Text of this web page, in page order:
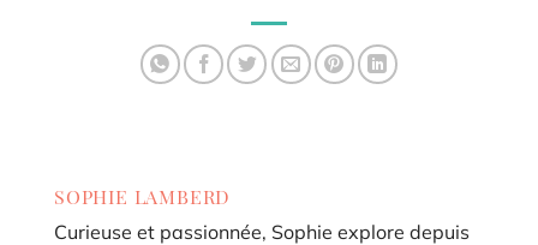
SOPHIE LAMBERD
Curieuse et passionnée, Sophie explore depuis